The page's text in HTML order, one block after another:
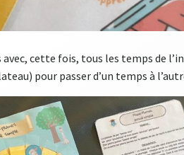
cette fois, tous les temps de
pour passer d’un temps à